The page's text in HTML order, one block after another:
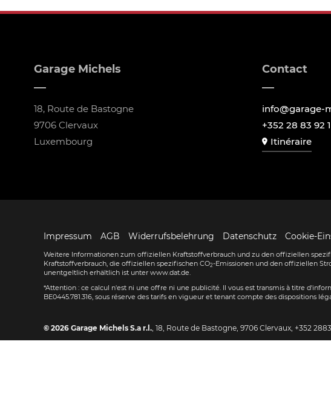
Garage Michels
18, Route de Bastogne
9706 Clervaux
Luxembourg
Contact
info@garage-
+352 28 83 92 1
Itinéraire
Impressum AGB Widerrufsbelehrung Datenschutz Cookie-
Weitere Informationen zum offiziellen Kraftstoffverbrauch und zu den offiziellen
Kraftstoffverbrauch, die offiziellen spezifischen CO2-Emissionen und den offiziellen
unentgeltlich erhältlich ist unter www.dat.de.
*Attention : ce calcul n'est ni une offre ni une publicité. Il vous est transmis à titre
BE0445.781.316, sous réserve des tarifs en vigueur et tenant compte des dispositions
© 2026 Garage Michels S.a r.l. 18, Route de Bastogne 9706 Clervaux, +352